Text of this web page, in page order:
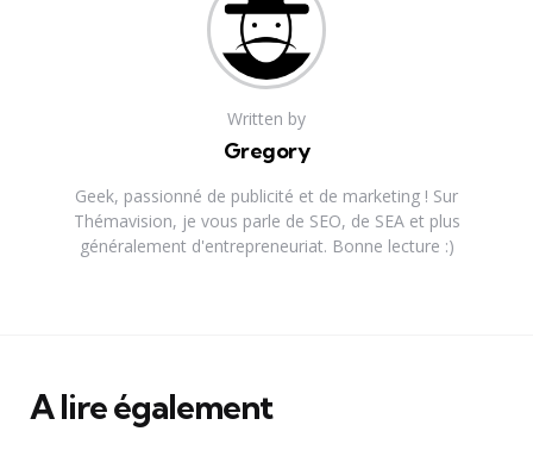
Written by
Gregory
Geek, passionné de publicité et de marketing ! Sur
Thémavision, je vous parle de SEO, de SEA et plus
généralement d'entrepreneuriat. Bonne lecture :)
A lire également